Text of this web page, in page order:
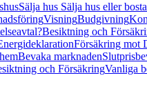
Sälja hus Sälja hus eller
VisningBudgivning
Besiktning och
Försäkring mot
Bevaka marknaden
och FörsäkringVanliga